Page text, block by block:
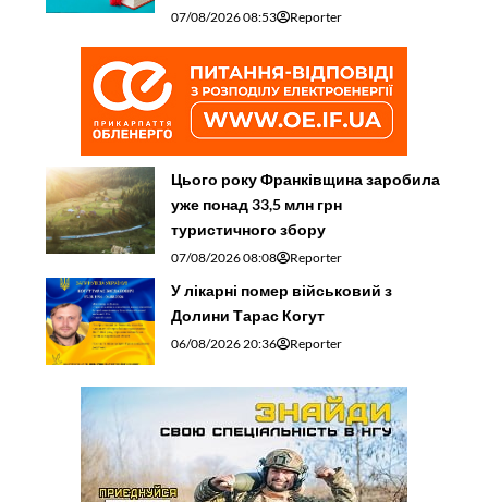
07/08/2026 08:53 Reporter
Цього року Франківщина заробила
уже понад 33,5 млн грн
туристичного збору
07/08/2026 08:08 Reporter
У лікарні помер військовий з
Долини Тарас Когут
06/08/2026 20:36 Reporter